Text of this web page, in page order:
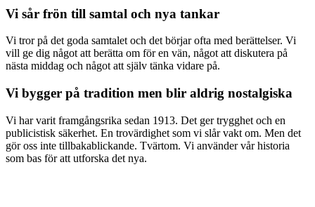
Vi sår frön till samtal och nya tankar
Vi tror på det goda samtalet och det börjar ofta med berättelser. Vi
vill ge dig något att berätta om för en vän, något att diskutera på
nästa middag och något att själv tänka vidare på.
Vi bygger på tradition men blir aldrig nostalgiska
Vi har varit framgångsrika sedan 1913. Det ger trygghet och en
publicistisk säkerhet. En trovärdighet som vi slår vakt om. Men det
gör oss inte tillbakablickande. Tvärtom. Vi använder vår historia
som bas för att utforska det nya.